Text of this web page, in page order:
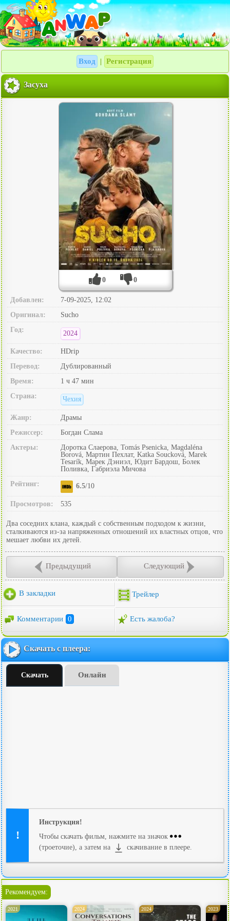
Вход Регистрация
Засуха
0 0
Добавлен:
7-09-2025, 12:02
Оригинал:
Sucho
Год:
2024
Качество:
HDrip
Перевод:
Дублированный
Время:
1 ч 47 мин
Страна:
Чехия
Жанр:
Драмы
Режиссер:
Богдан Слама
Актеры:
Доротка Слаерова, Tomás Psenicka, Magdaléna
Borová, Мартин Пехлат, Katka Soucková, Marek
Tesarík, Марек Дэниэл, Юдит Бардош, Болек
Поливка, Габриэла Мичова
Рейтинг:
6.5/10
Просмотров: 535
Два соседних клана, каждый с собственным подходом к жизни,
сталкиваются из-за напряженных отношений их властных отцов, что
мешает любви их детей.
Предыдущий Следующий
В закладки Трейлер
Комментарии 0 Есть жалоба?
Скачать с плеера:
Скачать Онлайн
Инструкция!
Чтобы скачать фильм, нажмите на значок
(троеточие), а затем на
скачивание в плеере.
Рекомендуем:
2021 2024 2024 2023